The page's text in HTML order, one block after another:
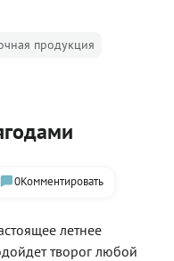
продукция
0Комментировать
летнее
творог любой